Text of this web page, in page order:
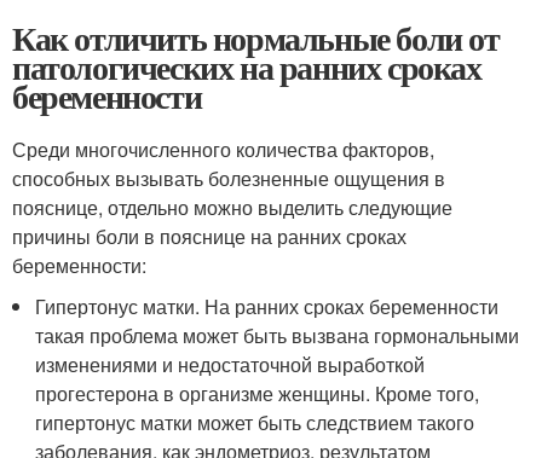
Как отличить нормальные боли от
патологических на ранних сроках
беременности
Среди многочисленного количества факторов,
способных вызывать болезненные ощущения в
пояснице, отдельно можно выделить следующие
причины боли в пояснице на ранних сроках
беременности:
Гипертонус матки. На ранних сроках беременности
такая проблема может быть вызвана гормональными
изменениями и недостаточной выработкой
прогестерона в организме женщины. Кроме того,
гипертонус матки может быть следствием такого
заболевания, как эндометриоз, результатом